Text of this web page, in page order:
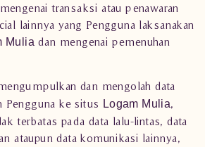
transaksi atau penawaran
lainnya yang Pengguna laksanakan
Mulia dan mengenai pemenuhan
dan mengolah data
Pengguna ke situs Logam Mulia,
terbatas pada data lalu-lintas, data
ataupun data komunikasi lainnya,